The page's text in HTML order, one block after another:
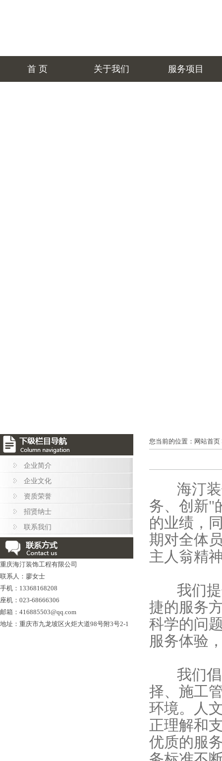
首 页 关于我们 服务项目
企业简介
企业文化
资质荣誉
招贤纳士
联系我们
重庆海汀装饰工程有限公司
联系人：廖女士
手机：13368168208
座机：023-68666306
邮箱：416885503@qq.com
地址：重庆市九龙坡区火炬大道98号附3号2-1
您当前的位置：网站首页
海汀装
务、创新"
的业绩，
期对全体
主人翁精
我们提
捷的服务
科学的问
服务体验
我们倡
择、施工
环境。人
正理解和
优质的服